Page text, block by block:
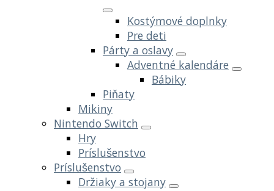
Kostýmové doplnky
Pre deti
Párty a oslavy
Adventné kalendáre
Bábiky
Piňaty
Mikiny
Nintendo Switch
Hry
Príslušenstvo
Príslušenstvo
Držiaky a stojany